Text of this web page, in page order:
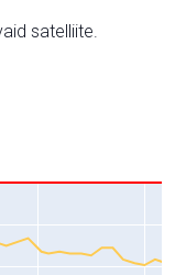
satelliite.